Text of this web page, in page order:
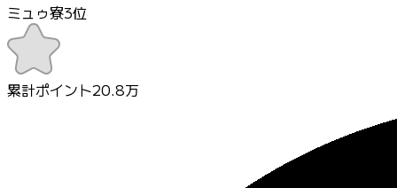
ミュゥ寮3位
累計ポイント20.8万